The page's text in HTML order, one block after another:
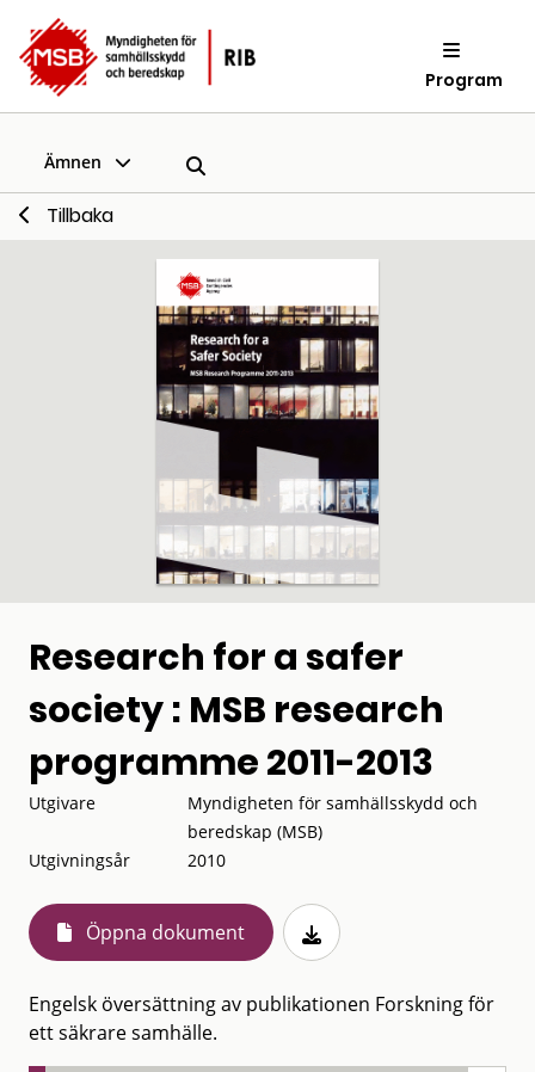
Program
Ämnen
Tillbaka
Research for a safer
society : MSB research
programme 2011-2013
Utgivare
Myndigheten för samhällsskydd och
beredskap (MSB)
Utgivningsår
2010
Öppna dokument
Engelsk översättning av publikationen Forskning för
ett säkrare samhälle.